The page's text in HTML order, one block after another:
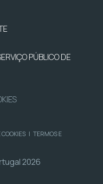
PÚBLICO DE
| TERMOS E
2026